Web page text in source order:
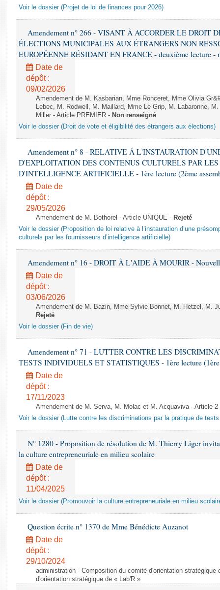
Voir le dossier (Projet de loi de finances pour 2026)
Amendement n° 266 - VISANT À ACCORDER LE DROIT
ÉLECTIONS MUNICIPALES AUX ÉTRANGERS NON
EUROPÉENNE RÉSIDANT EN FRANCE - deuxième lecture -
Date de
dépôt :
09/02/2026
Amendement de M. Kasbarian, Mme Ronceret, Mme Olivia
Lebec, M. Rodwell, M. Maillard, Mme Le Grip, M. Labaronne,
Miller - Article PREMIER - Non renseigné
Voir le dossier (Droit de vote et éligibilité des étrangers aux élections)
Amendement n° 8 - RELATIVE À L'INSTAURATION
D'EXPLOITATION DES CONTENUS CULTURELS PAR LES
D'INTELLIGENCE ARTIFICIELLE - 1ère lecture (2ème
Date de
dépôt :
29/05/2026
Amendement de M. Bothorel - Article UNIQUE - Rejeté
Voir le dossier (Proposition de loi relative à l’instauration d’une
culturels par les fournisseurs d’intelligence artificielle)
Amendement n° 16 - DROIT À L'AIDE À MOURIR -
Date de
dépôt :
03/06/2026
Amendement de M. Bazin, Mme Sylvie Bonnet, M. Hetzel, M.
Rejeté
Voir le dossier (Fin de vie)
Amendement n° 71 - LUTTER CONTRE LES
TESTS INDIVIDUELS ET STATISTIQUES - 1ère lecture (1ère
Date de
dépôt :
17/11/2023
Amendement de M. Serva, M. Molac et M. Acquaviva - Article
Voir le dossier (Lutte contre les discriminations par la pratique de
N° 1280 - Proposition de résolution de M. Thierry Liger
la culture entrepreneuriale en milieu scolaire
Date de
dépôt :
11/04/2025
Voir le dossier (Promouvoir la culture entrepreneuriale en milieu
Question écrite n° 1370 de Mme Bénédicte Auzanot
Date de
dépôt :
29/10/2024
administration - Composition du comité d'orientation stratégique
d'orientation stratégique de « Lab'R »